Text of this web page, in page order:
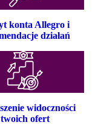
konta Allegro i
działań
widoczności
twoich ofert